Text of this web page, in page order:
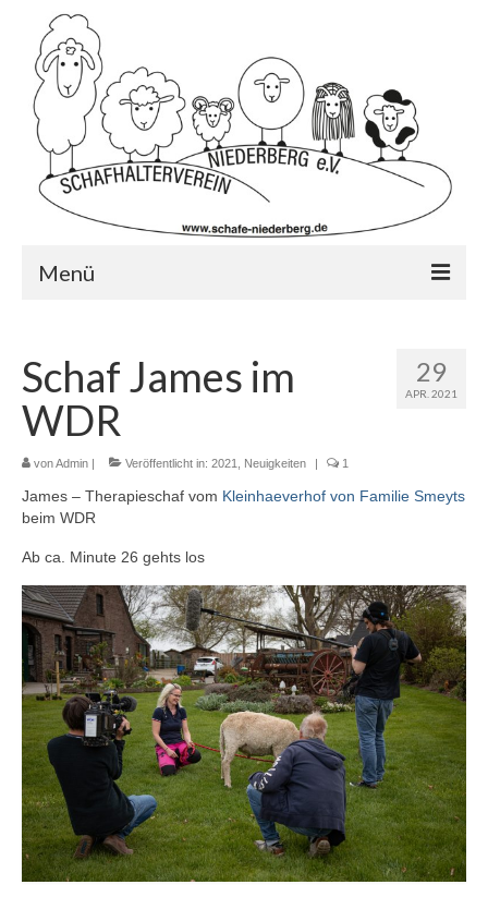
Menü
Wer wir sind?…
Schafrassen
Mitglied werden?
Termine
Workshop-Termine
Tagebuch
Sie brauchen Hilfe? …
Das Stallbuch
Bestandsregister
Ablammrechner
Links
Formulare
29
APR. 2021
Schaf James im
WDR
vonAdmin | Veröffentlicht in: 2021 Neuigkeiten | 1
James – Therapieschaf vom Kleinhaeverhof von Familie Smeyts
beim WDR
Ab ca. Minute 26 gehts los